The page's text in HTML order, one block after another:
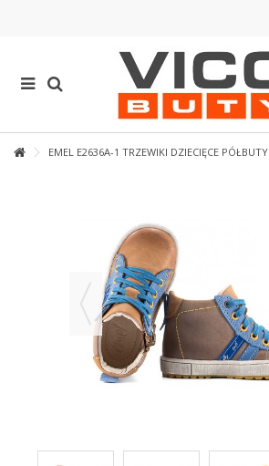
EMEL E2636A-1 TRZEWIKI DZIECIĘCE PÓŁBUTY